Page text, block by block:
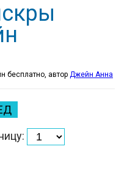
бесплатно, автор Джейн Анна